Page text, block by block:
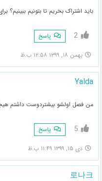
باید اشتراک بخریم تا بتونیم ببینیم؟
2 پاسخ
بهمن ۱۸, ۱۳۹۹ ۱۲:۵۸ ب.ظ
Yalda
من فصل اولشو بیشتردوست داشتم
5 پاسخ
دی ۱۵, ۱۳۹۹ ۱۱:۴۹ ب.ظ
로나크